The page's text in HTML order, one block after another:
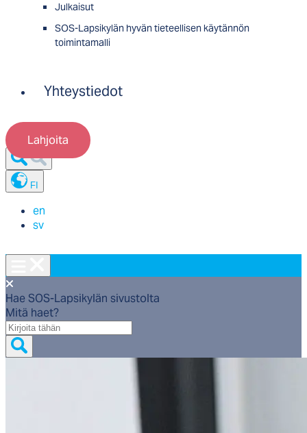
Julkaisut
SOS-Lapsikylän hyvän tieteellisen käytännön
toimintamalli
Yhteystiedot
Lahjoita
FI
en
sv
Hae SOS-Lapsikylän sivustolta
Mitä haet?
Mitä
haet?